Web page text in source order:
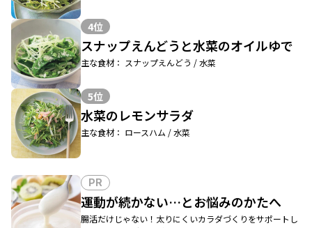
4位
スナップえんどうと水菜のオイルゆで
主な食材： スナップえんどう / 水菜
5位
水菜のレモンサラダ
主な食材： ロースハム / 水菜
PR
運動が続かない…とお悩みのかたへ
腸活だけじゃない！太りにくいカラダづくりをサポートし